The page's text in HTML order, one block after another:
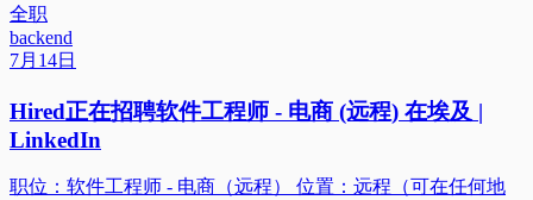
全职
backend
7月14日
Hired正在招聘软件工程师 - 电商 (远程) 在埃及 |
LinkedIn
职位：软件工程师 - 电商（远程） 位置：远程（可在任何地